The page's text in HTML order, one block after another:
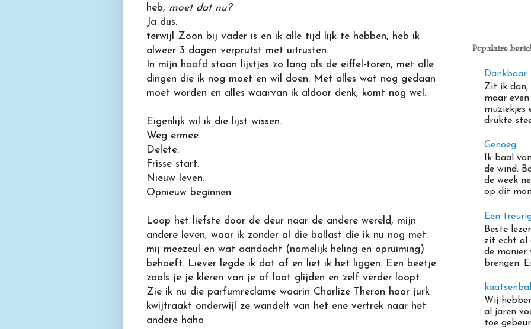
heb, moet dat nu?
Ja dus.
terwijl Zoon bij vader is en ik alle tijd lijk te hebben, heb ik
alweer 3 dagen verprutst met uitrusten.
In mijn hoofd staan lijstjes zo lang als de eiffel-toren, met alle
dingen die ik nog moet en wil doen. Met alles wat nog gedaan
moet worden en alles waarvan ik aldoor denk, komt nog wel.
Eigenlijk wil ik die lijst wissen.
Weg ermee.
Delete.
Frisse start.
Nieuw leven.
Opnieuw beginnen.
Loop het liefste door de deur naar de andere wereld, mijn
andere leven, waar ik zonder al die ballast die ik nu nog met
mij meezeul en wat aandacht (namelijk heling en opruiming)
behoeft. Liever legde ik dat af en liet ik het liggen. Een beetje
zoals je je kleren van je af laat glijden en zelf verder loopt.
Zie ik nu die parfumreclame waarin Charlize Theron haar jurk
kwijtraakt onderwijl ze wandelt van het ene vertrek naar het
andere haha
Populaire
Dankbaar
Zit ik dan,
maar
muziekjes
drukte
Genoeg
Ik baal
de wind.
de week
op dit
Een
Beste
zit echt al
de manier
brengen.
Wij
al jaren
toe